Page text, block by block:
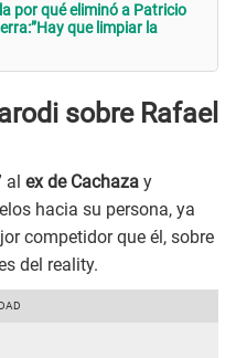
por qué eliminó a Patricio
que limpiar la
sobre Rafael
ex de Cachaza y
hacia su persona, ya
competidor que él, sobre
del reality.